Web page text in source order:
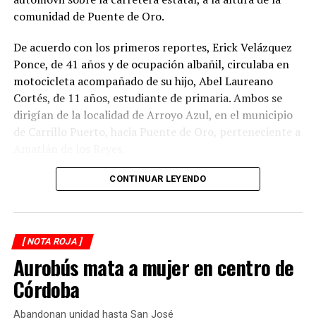
comunidad de Puente de Oro.
De acuerdo con los primeros reportes, Erick Velázquez
Ponce, de 41 años y de ocupación albañil, circulaba en
motocicleta acompañado de su hijo, Abel Laureano
Cortés, de 11 años, estudiante de primaria. Ambos se
dirigían de la localidad de Arroyo Azul, en el municipio
de Carrillo Puerto, hacia Puente de Oro, perteneciente a
El accidente ocurrió cuando, presuntamente, un
impactó por alcance, provocando que ambos cayeran
sobre la carpeta asfáltica.
Testigos solicitaron el apoyo de los cuerpos de
emergencia, quienes brindaron atención prehospitalaria
a los lesionados y los trasladaron a un hospital para su
valoración médica.
CONTINUAR LEYENDO
[ NOTA ROJA ]
Aurobús mata a mujer en centro de
Córdoba
Abandonan unidad hasta San José